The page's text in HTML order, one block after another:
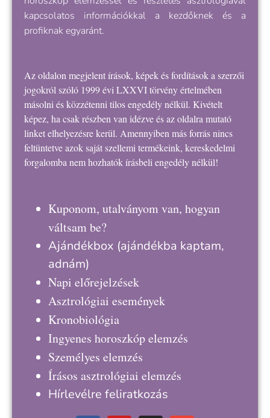
kapcsolatos információkkal a kezdőknek és a
profiknak egyaránt.
Az oldalon megjelent írások, képek és fordítások a szerzői
jogokról szóló 1999 évi LXXVI törvény értelmében
másolni és közzétenni tilos engedély nélkül. Kivételt
képez, ha csak részben van idézve és az oldalra mutató
linket elhelyezésre kerül. Amennyiben más forrás nincs
feltüntetve azok saját szellemi termékeink, kereskedelmi
forgalomba nem hozhatók írásbeli engedély nélkül!
Kuponom, utalványom van, hogyan
váltsam be?
Ajándékbox (ajándékba kaptam,
adnám)
Napi előrejelzések
Asztrológiai események
Kronobiológia
Ingyenes horoszkóp elemzés
Személyes elemzés
Írásos asztrológiai elemzés
Hírlevélre feliratkozás